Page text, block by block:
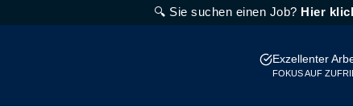
🔍 Sie suchen einen Job? Hier
Exzellenter
FOKUS AUF